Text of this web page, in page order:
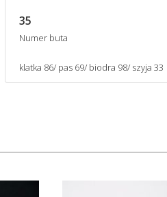
35
Numer buta
klatka 86/ pas 69/ biodra 98/ szyja 33